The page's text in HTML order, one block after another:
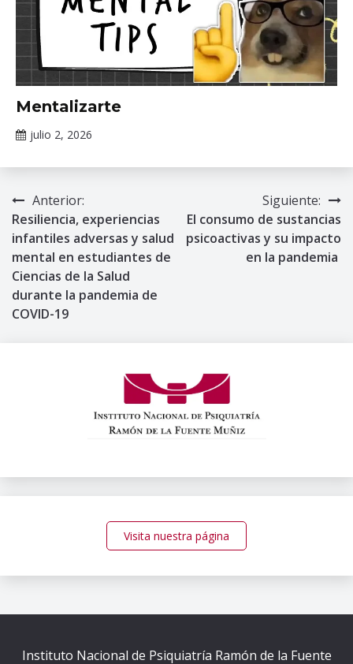
Información
de interés
Mentalizarte
julio 2, 2026
Gallardo
Navegación
de
entradas
Anterior:
Resiliencia, experiencias
infantiles adversas y salud
mental en estudiantes de
Ciencias de la Salud
durante la pandemia de
COVID-19
Siguiente:
El consumo de sustancias
psicoactivas y su impacto
en la pandemia
Visita nuestra página
Instituto Nacional de Psiquiatría Ramón de la Fuente